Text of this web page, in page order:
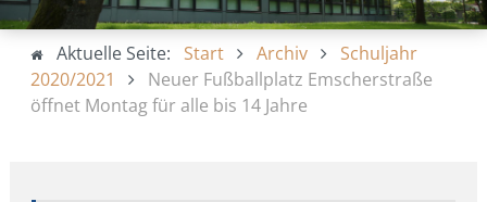
Aktuelle Seite: Start Archiv
Schuljahr
2020/2021
Neuer Fußballplatz Emscherstraße
öffnet Montag für alle bis 14 Jahre